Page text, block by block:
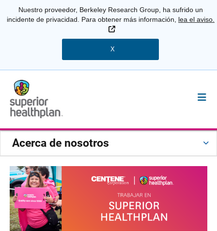
Nuestro proveedor, Berkeley Research Group, ha sufrido un
incidente de privacidad. Para obtener más información, lea el aviso.
Sitio Externo
X
Acerca de nosotros